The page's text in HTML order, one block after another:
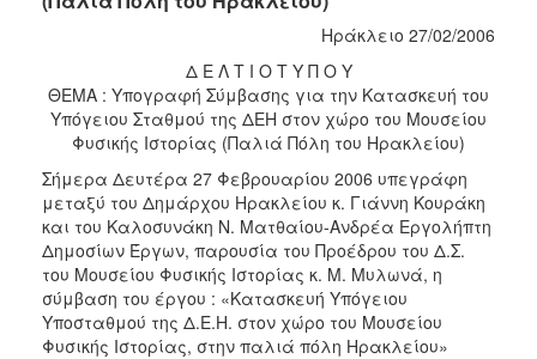
2020
2017
2016
2015
2013
2012
2011
2010
Ηράκλειο 27/02/2006
Δ Ε Λ Τ Ι Ο Τ Υ Π Ο Υ
ΘΕΜΑ : Υπογραφή Σύμβασης για την Κατασκευή του
Υπόγειου Σταθμού της ΔΕΗ στον χώρο του Μουσείου
Φυσικής Ιστορίας (Παλιά Πόλη του Ηρακλείου)
Σήμερα Δευτέρα 27 Φεβρουαρίου 2006 υπεγράφη
μεταξύ του Δημάρχου Ηρακλείου κ. Γιάννη Κουράκη
και του Καλοσυνάκη Ν. Ματθαίου-Ανδρέα Εργολήπτη
Δημοσίων Έργων, παρουσία του Προέδρου του Δ.Σ.
του Μουσείου Φυσικής Ιστορίας κ. Μ. Μυλωνά, η
σύμβαση του έργου : «Κατασκευή Υπόγειου
Υποσταθμού της Δ.Ε.Η. στον χώρο του Μουσείου
Φυσικής Ιστορίας, στην παλιά πόλη Ηρακλείου»